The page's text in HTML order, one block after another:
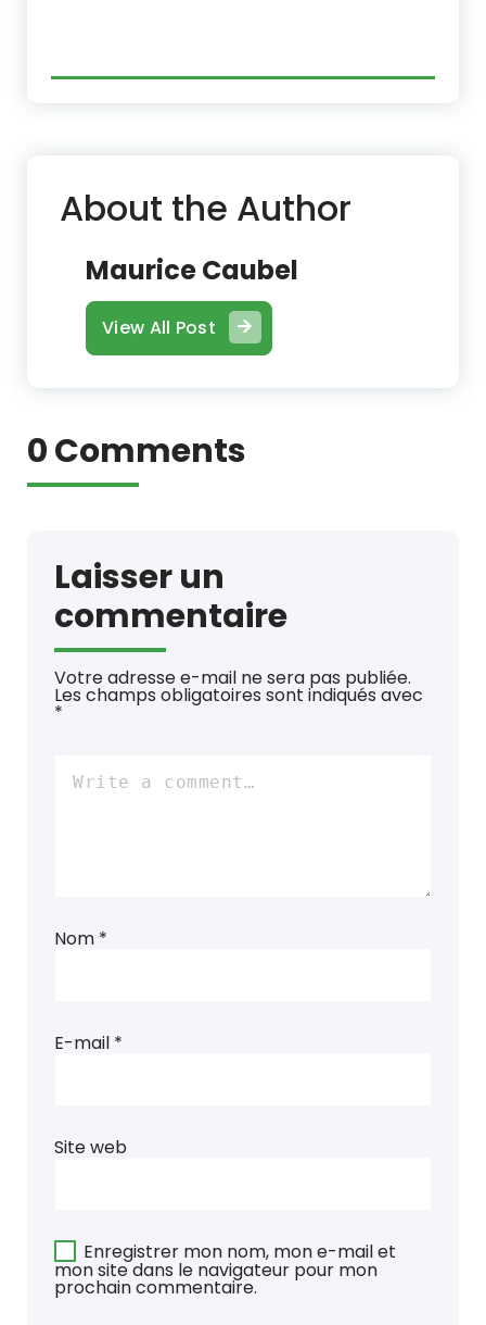
About the Author
Maurice Caubel
View All Post
0 Comments
Laisser un
commentaire
Votre adresse e-mail ne sera pas publiée.
Les champs obligatoires sont indiqués avec
*
Nom *
E-mail *
Site web
Enregistrer mon nom, mon e-mail et
mon site dans le navigateur pour mon
prochain commentaire.